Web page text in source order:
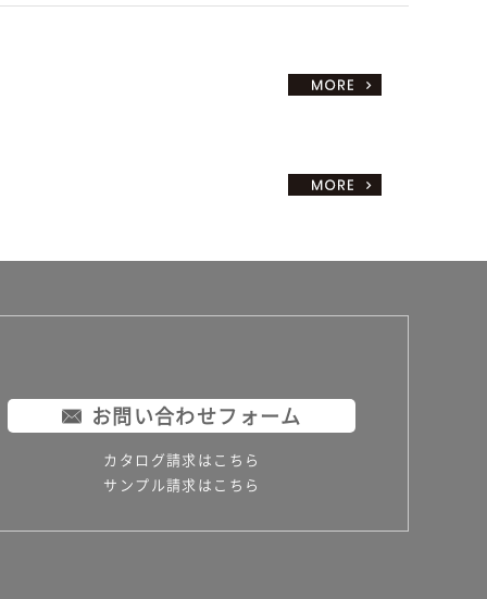
お問い合わせフォーム
カタログ請求はこちら
サンプル請求はこちら